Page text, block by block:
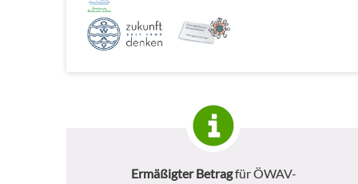
Ermäßigter Betragfür ÖWAV-